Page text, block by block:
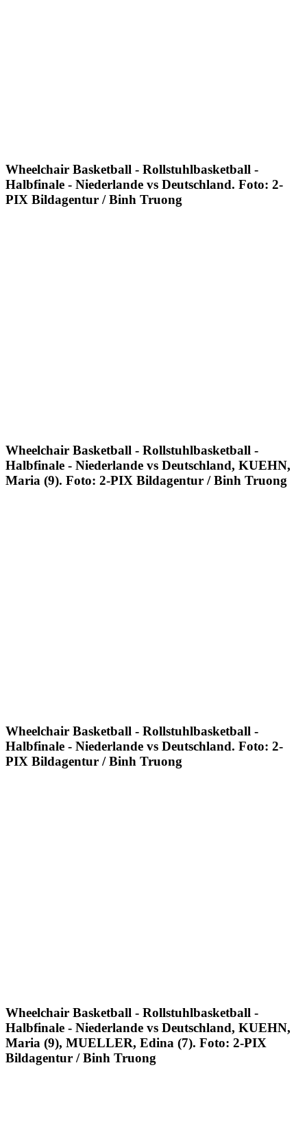
Wheelchair Basketball - Rollstuhlbasketball -
Halbfinale - Niederlande vs Deutschland. Foto: 2-
PIX Bildagentur / Binh Truong
Wheelchair Basketball - Rollstuhlbasketball -
Halbfinale - Niederlande vs Deutschland, KUEHN,
Maria (9). Foto: 2-PIX Bildagentur / Binh Truong
Wheelchair Basketball - Rollstuhlbasketball -
Halbfinale - Niederlande vs Deutschland. Foto: 2-
PIX Bildagentur / Binh Truong
Wheelchair Basketball - Rollstuhlbasketball -
Halbfinale - Niederlande vs Deutschland, KUEHN,
Maria (9), MUELLER, Edina (7). Foto: 2-PIX
Bildagentur / Binh Truong